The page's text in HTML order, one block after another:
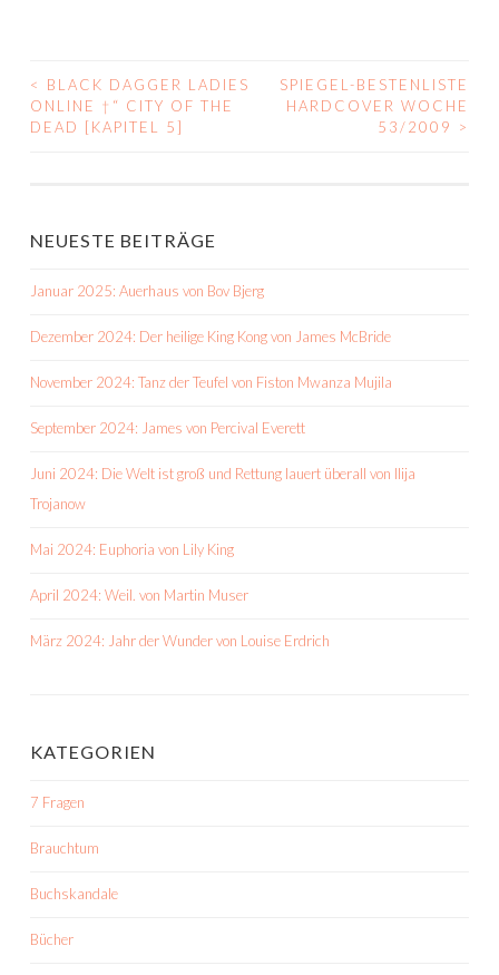
BEITRAGS-
NAVIGATION
<
BLACK DAGGER LADIES
ONLINE †“ CITY OF THE
DEAD [KAPITEL 5]
SPIEGEL-BESTENLISTE
HARDCOVER WOCHE
53/2009
>
NEUESTE BEITRÄGE
Januar 2025: Auerhaus von Bov Bjerg
Dezember 2024: Der heilige King Kong von James McBride
November 2024: Tanz der Teufel von Fiston Mwanza Mujila
September 2024: James von Percival Everett
Juni 2024: Die Welt ist groß und Rettung lauert überall von Ilija
Trojanow
Mai 2024: Euphoria von Lily King
April 2024: Weil. von Martin Muser
März 2024: Jahr der Wunder von Louise Erdrich
KATEGORIEN
7 Fragen
Brauchtum
Buchskandale
Bücher